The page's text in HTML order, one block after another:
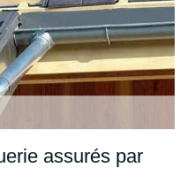
assurés par